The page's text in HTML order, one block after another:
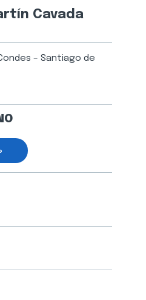
Cavada
– Santiago de